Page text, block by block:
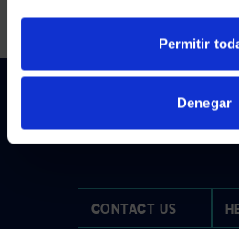
Permitir
Denegar
HOW CAN
CONTACT US